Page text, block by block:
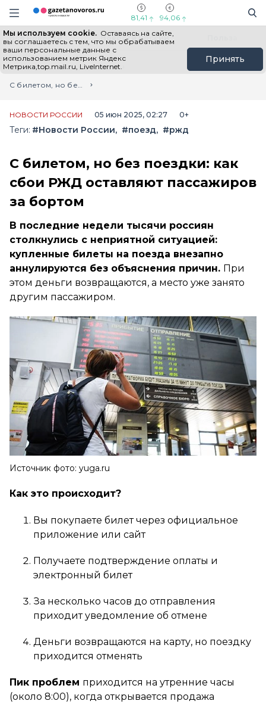
Информационный портал "ГазетаНоворос.ру"
Навигация сайта
81,41 94,06
Мы используем cookie. Оставаясь на сайте,
вы соглашаетесь с тем, что мы обрабатываем
ваши персональные данные с
использованием метрик Яндекс
Метрика,top.mail.ru, LiveInternet.
Принять
Все новости Новости России
Главная
Лента новостей
С билетом, но без поездки: как сбои РЖД оставляют пассажиров за бортом
НОВОСТИ РОССИИ 05 июн 2025, 02:27 0+
Теги: #Новости России #поезд #ржд
С билетом, но без поездки: как
сбои РЖД оставляют пассажиров
за бортом
В последние недели тысячи россиян
столкнулись с неприятной ситуацией:
купленные билеты на поезда внезапно
аннулируются без объяснения причин. При
этом деньги возвращаются, а место уже занято
другим пассажиром.
Источник фото: yuga.ru
Как это происходит?
Вы покупаете билет через официальное
приложение или сайт
Получаете подтверждение оплаты и
электронный билет
За несколько часов до отправления
приходит уведомление об отмене
Деньги возвращаются на карту, но поездку
приходится отменять
Пик проблем приходится на утренние часы
(около 8:00), когда открывается продажа